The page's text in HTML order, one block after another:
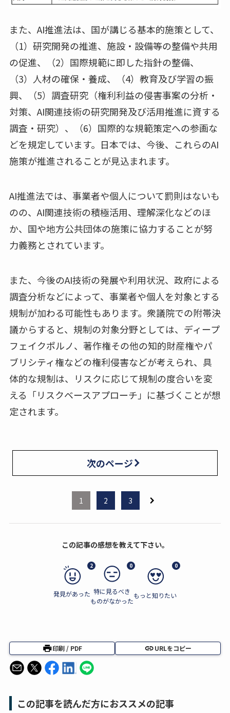
また、AI推進法は、国が講じる基本的施策として、
（1）研究開発の推進、施設・設備等の整備や共用
の促進、（2）国際規範に即した指針の整備、
（3）人材の確保・養成、（4）教育及び学習の振
興、（5）調査研究（権利利益の侵害事案の分析・
対策、AI関連技術の研究開発及び活用推進に資する
調査・研究）、（6）国際的な規範策定への参画な
どを規定しています。日本では、今後、これらのAI
施策が推進されることが見込まれます。
AI推進法では、事業者や個人について罰則はないも
のの、AI関連技術の積極活用、理解深化などのほ
か、国や地方公共団体の施策に協力することが努
力義務とされています。
また、今後のAI技術の発展や利用状況、政府による
調査分析などによって、事業者や個人を対象とする
規制が加わる可能性もあります。衆議院での附帯決
議からすると、規制の対象分野としては、ディープ
フェイクポルノ、著作権その他の知的財産権やパ
ブリシティ権などの権利侵害などが考えられ、具
体的な規制は、リスクに応じて規制の度合いを変
える「リスクベースアプローチ」に基づくことが想
定されます。
次のページ
1 2 3
この記事の感想を教えて下さい。
2
発見があった
0
特に見るべき
ものがなかった
0
もっと知りたい
印刷 / PDF URLをコピー
この記事を読んだ方におススメの記事